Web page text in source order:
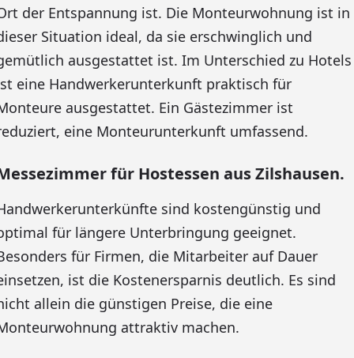
der Entspannung ist. Die Monteurwohnung ist in
Situation ideal, da sie erschwinglich und
ausgestattet ist. Im Unterschied zu Hotels
eine Handwerkerunterkunft praktisch für
ausgestattet. Ein Gästezimmer ist
eine Monteurunterkunft umfassend.
für Hostessen aus Zilshausen.
sind kostengünstig und
für längere Unterbringung geeignet.
für Firmen, die Mitarbeiter auf Dauer
ist die Kostenersparnis deutlich. Es sind
allein die günstigen Preise, die eine
attraktiv machen.